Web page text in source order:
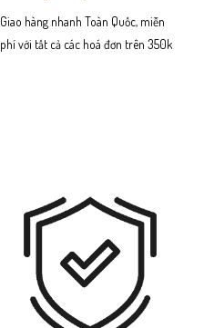
Giao hàng nhanh Toàn Quốc, miễn
phí với tất cả các hoá đơn trên 350k